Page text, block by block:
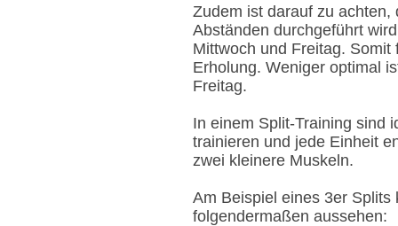
Zudem ist darauf zu
Abständen durchgeführt
Mittwoch und Freitag. Somit
Erholung. Weniger optimal
Freitag.
In einem Split-Training sind
trainieren und jede Einheit
zwei kleinere Muskeln.
Am Beispiel eines 3er
folgendermaßen aussehen: